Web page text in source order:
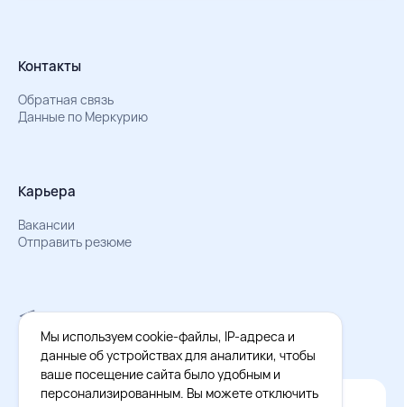
Контакты
Обратная связь
Данные по Меркурию
Карьера
Вакансии
Отправить резюме
Мы в Телеграм
Документы об обработке персональных данных
Охрана труда – результаты СОУТ
Официальное приложение Восток - Запад
Мы используем cookie-файлы, IP-адреса и
данные об устройствах для аналитики, чтобы
ваше посещение сайта было удобным и
персонализированным. Вы можете отключить